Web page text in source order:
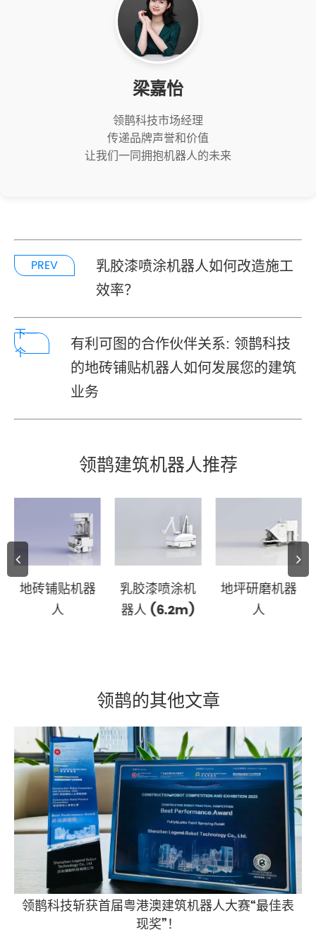
梁嘉怡
领鹊科技市场经理
传递品牌声誉和价值
让我们一同拥抱机器人的未来
PREV
乳胶漆喷涂机器人如何改造施工
效率？
下一
个
有利可图的合作伙伴关系: 领鹊科技
的地砖铺贴机器人如何发展您的建筑
业务
领鹊建筑机器人推荐
地砖铺贴机器
人
乳胶漆喷涂机
器人 (6.2m)
地坪研磨机器
人
领鹊的其他文章
领鹊科技斩获首届粤港澳建筑机器人大赛“最佳表
现奖”！